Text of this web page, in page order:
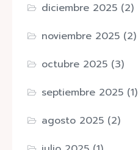
diciembre 2025 (2)
noviembre 2025 (2)
octubre 2025 (3)
septiembre 2025 (1)
agosto 2025 (2)